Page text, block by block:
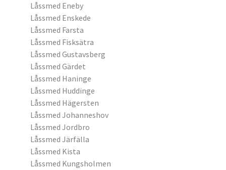
Låssmed Eneby
Låssmed Enskede
Låssmed Farsta
Låssmed Fisksätra
Låssmed Gustavsberg
Låssmed Gärdet
Låssmed Haninge
Låssmed Huddinge
Låssmed Hägersten
Låssmed Johanneshov
Låssmed Jordbro
Låssmed Järfälla
Låssmed Kista
Låssmed Kungsholmen